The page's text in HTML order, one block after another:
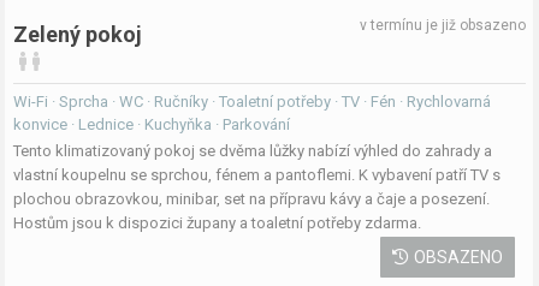
Zelený pokoj v termínu je již obsazeno
Wi-Fi · Sprcha · WC · Ručníky · Toaletní potřeby · TV · Fén · Rychlovarná
konvice · Lednice · Kuchyňka · Parkování
Tento klimatizovaný pokoj se dvěma lůžky nabízí výhled do zahrady a
vlastní koupelnu se sprchou, fénem a pantoflemi. K vybavení patří TV s
plochou obrazovkou, minibar, set na přípravu kávy a čaje a posezení.
Hostům jsou k dispozici župany a toaletní potřeby zdarma.
OBSAZENO